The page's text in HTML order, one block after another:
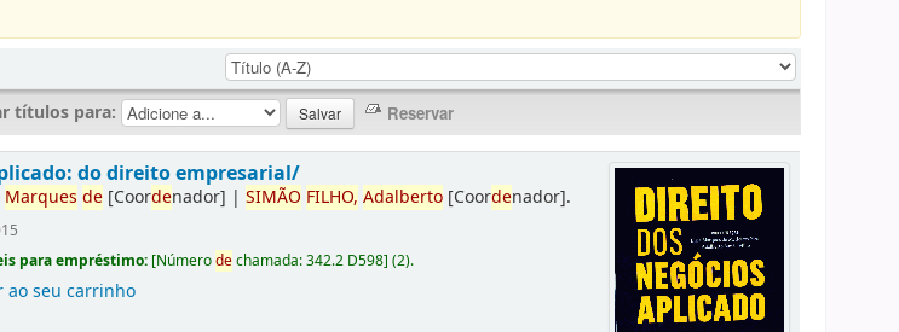
títulos para:
do direito empresarial/
Marques de [Coordenador] |SIMÃO FILHO, Adalberto [Coordenador].
para empréstimo: [Númerodechamada:342.2 D598](2).
ao seu carrinho